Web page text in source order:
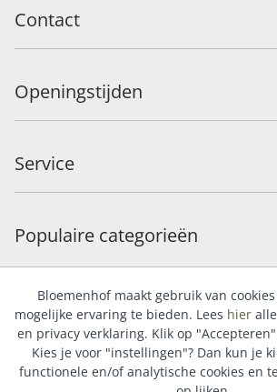
Contact
Openingstijden
Service
Populaire categorieën
Bloemenhof maakt gebruik van
mogelijke ervaring te bieden. Lees hier
en privacy verklaring. Klik op
Kies je voor "instellingen"? Dan kun je
functionele en/of analytische cookies en